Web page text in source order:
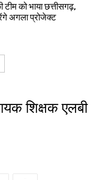
टीम को भाया छत्तीसगढ़,
अगला प्रोजेक्ट
शिक्षक एलबी